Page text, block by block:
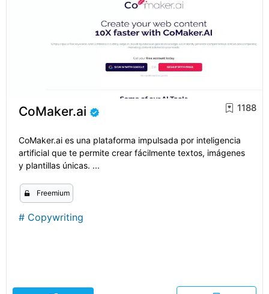
CoMaker.ai 1188
CoMaker.ai es una plataforma impulsada por inteligencia
artificial que te permite crear fácilmente textos, imágenes
y plantillas únicas. ...
Freemium
# Copywriting